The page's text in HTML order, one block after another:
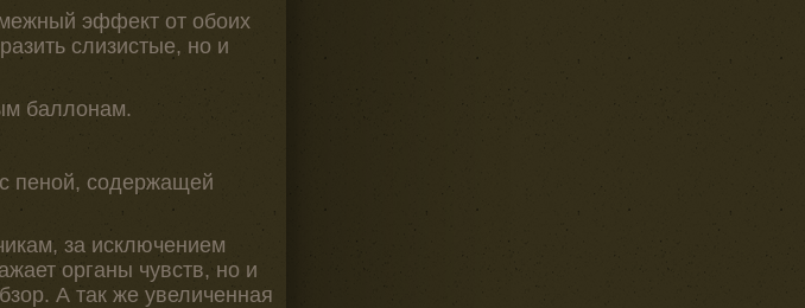
эффект от обоих
слизистые, но и
баллонам.
пеной, содержащей
за исключением
органы чувств, но и
А так же увеличенная